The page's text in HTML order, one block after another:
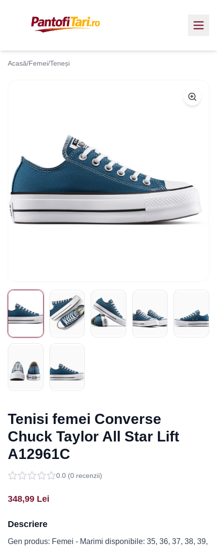
Acasă/Femei/Teneși
Tenisi femei Converse
Chuck Taylor All Star Lift
A12961C
0.0 (0 recenzii)
348,99 Lei
Descriere
Gen produs: Femei - Marimi disponibile: 35, 36, 37, 38, 39,